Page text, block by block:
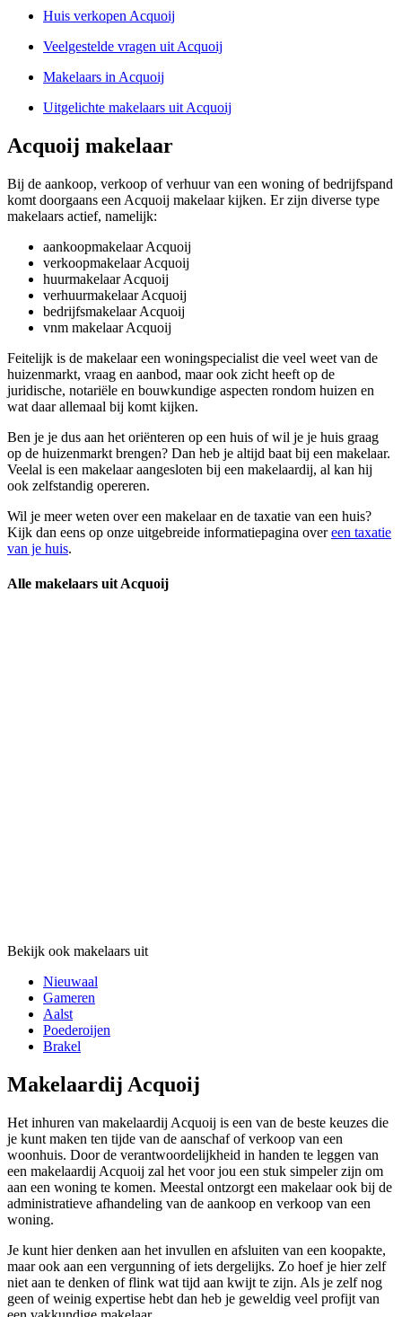
Huis verkopen Acquoij
Veelgestelde vragen uit Acquoij
Makelaars in Acquoij
Uitgelichte makelaars uit Acquoij
Acquoij makelaar
Bij de aankoop, verkoop of verhuur van een woning of bedrijfspand
komt doorgaans een Acquoij makelaar kijken. Er zijn diverse type
makelaars actief, namelijk:
aankoopmakelaar Acquoij
verkoopmakelaar Acquoij
huurmakelaar Acquoij
verhuurmakelaar Acquoij
bedrijfsmakelaar Acquoij
vnm makelaar Acquoij
Feitelijk is de makelaar een woningspecialist die veel weet van de
huizenmarkt, vraag en aanbod, maar ook zicht heeft op de
juridische, notariële en bouwkundige aspecten rondom huizen en
wat daar allemaal bij komt kijken.
Ben je je dus aan het oriënteren op een huis of wil je je huis graag
op de huizenmarkt brengen? Dan heb je altijd baat bij een makelaar.
Veelal is een makelaar aangesloten bij een makelaardij, al kan hij
ook zelfstandig opereren.
Wil je meer weten over een makelaar en de taxatie van een huis?
Kijk dan eens op onze uitgebreide informatiepagina overeen taxatie
van je huis.
Alle makelaars uit Acquoij
Bekijk ook makelaars uit
Nieuwaal
Gameren
Aalst
Poederoijen
Brakel
Makelaardij Acquoij
Het inhuren van makelaardij Acquoij is een van de beste keuzes die
je kunt maken ten tijde van de aanschaf of verkoop van een
woonhuis. Door de verantwoordelijkheid in handen te leggen van
een makelaardij Acquoij zal het voor jou een stuk simpeler zijn om
aan een woning te komen. Meestal ontzorgt een makelaar ook bij de
administratieve afhandeling van de aankoop en verkoop van een
woning.
Je kunt hier denken aan het invullen en afsluiten van een koopakte,
maar ook aan een vergunning of iets dergelijks. Zo hoef je hier zelf
niet aan te denken of flink wat tijd aan kwijt te zijn. Als je zelf nog
geen of weinig expertise hebt dan heb je geweldig veel profijt van